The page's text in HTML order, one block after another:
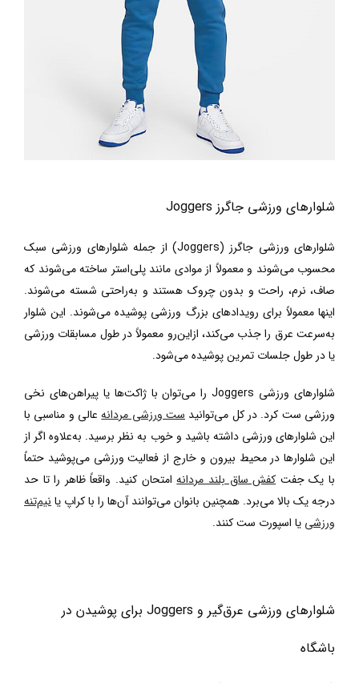
شلوارهای ورزشی جاگرز Joggers
شلوارهای ورزشی جاگرز (
Joggers) از جمله شلوارهای ورزشی سبک
محسوب می‌شوند و معمولاً از موادی مانند پلی‌استر ساخته می‌شوند که
صاف، نرم، راحت و بدون چروک هستند و به‌راحتی شسته می‌شوند.
اینها معمولاً برای رویدادهای بزرگ ورزشی پوشیده می‌شوند. این شلوار
به‌سرعت عرق را جذب می‌کند، ازاین‌رو معمولاً در طول مسابقات ورزشی
یا در طول جلسات تمرین پوشیده می‌شود.
شلوارهای ورزشی Joggersرا می‌توانبا ژاکت‌ها یا پیراهن‌های نخی
ورزشی ست کرد. در کل می‌توانید ست ورزشی مردانه عالی و مناسبی با
این شلوارهای ورزشی داشته باشید و خوب به نظر برسید. به‌علاوه اگر از
این شلوارها در محیط بیرون و خارج از فعالیت ورزشی می‌پوشید حتماً
با یک جفتکفش ساق بلند مردانهامتحان کنید. واقعاً ظاهر را تا حد
درجه یک بالا می‌برد. همچنین بانوان می‌توانند آن‌ها را با کراپ یانیم‌تنه
ورزشی یا اسپورت ست کنند.
شلوارهای ورزشی عرق‌گیر و Joggers برای پوشیدن در
باشگاه